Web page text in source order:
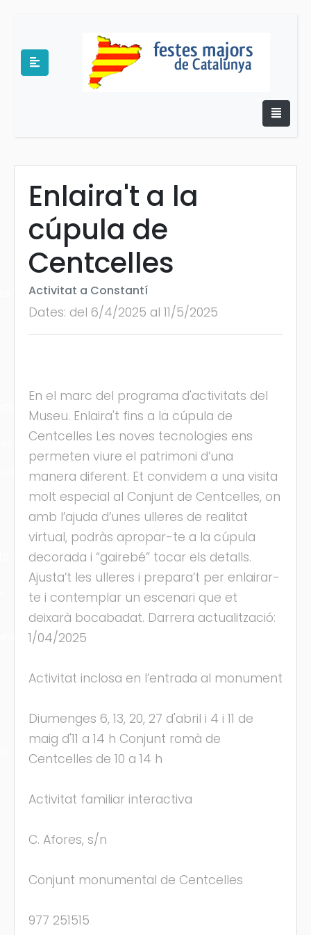
Enlaira't a la
cúpula de
Centcelles
Activitat a Constantí
Dates: del 6/4/2025 al 11/5/2025
En el marc del programa d'activitats del
Museu. Enlaira't fins a la cúpula de
Centcelles Les noves tecnologies ens
permeten viure el patrimoni d’una
manera diferent. Et convidem a una visita
molt especial al Conjunt de Centcelles, on
amb l’ajuda d’unes ulleres de realitat
virtual, podràs apropar-te a la cúpula
decorada i “gairebé” tocar els detalls.
Ajusta’t les ulleres i prepara’t per enlairar-
te i contemplar un escenari que et
deixarà bocabadat. Darrera actualització:
1/04/2025
Activitat inclosa en l’entrada al monument
Diumenges 6, 13, 20, 27 d'abril i 4 i 11 de
maig d'11 a 14 h Conjunt romà de
Centcelles de 10 a 14 h
Activitat familiar interactiva
C. Afores, s/n
Conjunt monumental de Centcelles
977 251515